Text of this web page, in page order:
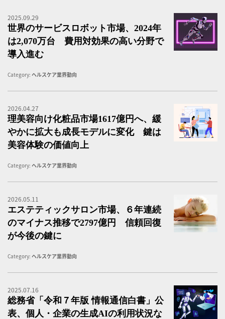
2025.09.29
世界のサービスロボット市場、2024年
は2,070万台 費用対効果の高い分野で
導入進む
Category: ヘルスケア業界動向
2026.04.27
理美容向け化粧品市場1617億円へ、緩
やかに拡大も成長モデルに変化 鍵は
美容体験の価値向上
Category: ヘルスケア業界動向
2026.05.11
エステティックサロン市場、６年連続
のマイナス推移で2797億円 信頼回復
が今後の鍵に
Category: ヘルスケア業界動向
2025.07.16
総務省「令和７年版 情報通信白書」公
表、個人・企業の生成AIの利用状況な